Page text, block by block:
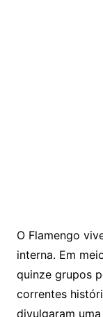
O Flamengo
interna. Em
quinze grupos
correntes
divulgaram